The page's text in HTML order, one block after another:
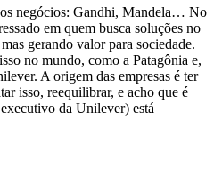
negócios: Gandhi, Mandela… No
em quem busca soluções no
gerando valor para sociedade.
no mundo, como a Patagônia e,
A origem das empresas é ter
isso, reequilibrar, e acho que é
da Unilever) está